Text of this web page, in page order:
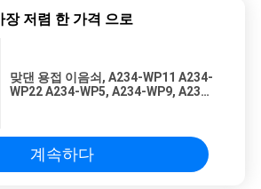
장 저렴 한 가격 으로
맞댄 용접 이음쇠, A234-WP11 A234-
WP22 A234-WP5, A234-WP9, A234-
니다
계속하다